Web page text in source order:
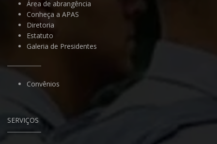
Área de abrangência
Conheça a APAS
Diretoria
Estatuto
Galeria de Presidentes
Convênios
SERVIÇOS